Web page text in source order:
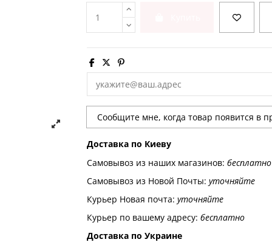
Доставка по Киеву
Самовывоз из наших магазинов: бесплатно
Самовывоз из Новой Почты: уточняйте
Курьер Новая почта: уточняйте
Курьер по вашему адресу: бесплатно
Доставка по Украине